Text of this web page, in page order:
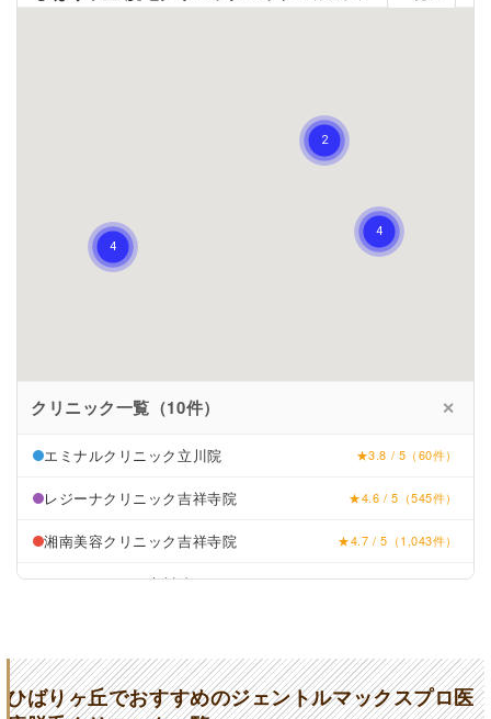
クリニック一覧（10件） ✕
エミナルクリニック立川院 ★3.8 / 5（60件）
レジーナクリニック吉祥寺院 ★4.6 / 5（545件）
湘南美容クリニック吉祥寺院 ★4.7 / 5（1,043件）
リゼクリニック立川院 ★4.5 / 5（126件）
医療提携サロン リッツ ★4.6 (353件)
エミナルクリニックメンズ立川院 ★3.8 / 5（60件）
ひばりヶ丘でおすすめのジェントルマックスプロ医